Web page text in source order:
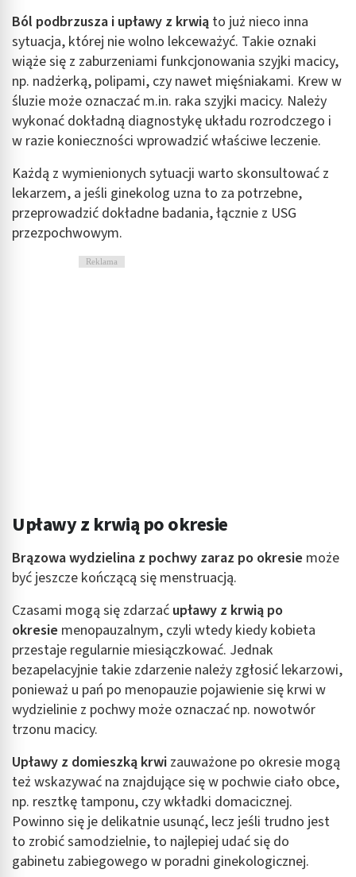
Ból podbrzusza i upławy z krwią to już nieco inna
sytuacja, której nie wolno lekceważyć. Takie oznaki
wiąże się z zaburzeniami funkcjonowania szyjki macicy,
np. nadżerką, polipami, czy nawet mięśniakami. Krew w
śluzie może oznaczać m.in. raka szyjki macicy. Należy
wykonać dokładną diagnostykę układu rozrodczego i
w razie konieczności wprowadzić właściwe leczenie.
Każdą z wymienionych sytuacji warto skonsultować z
lekarzem, a jeśli ginekolog uzna to za potrzebne,
przeprowadzić dokładne badania, łącznie z USG
przezpochwowym.
Reklama
Upławy z krwią po okresie
Brązowa wydzielina z pochwy zaraz po okresie może
być jeszcze kończącą się menstruacją.
Czasami mogą się zdarzać upławy z krwią po
okresie menopauzalnym, czyli wtedy kiedy kobieta
przestaje regularnie miesiączkować. Jednak
bezapelacyjnie takie zdarzenie należy zgłosić lekarzowi,
ponieważ u pań po menopauzie pojawienie się krwi w
wydzielinie z pochwy może oznaczać np. nowotwór
trzonu macicy.
Upławy z domieszką krwi zauważone po okresie mogą
też wskazywać na znajdujące się w pochwie ciało obce,
np. resztkę tamponu, czy wkładki domacicznej.
Powinno się je delikatnie usunąć, lecz jeśli trudno jest
to zrobić samodzielnie, to najlepiej udać się do
gabinetu zabiegowego w poradni ginekologicznej.